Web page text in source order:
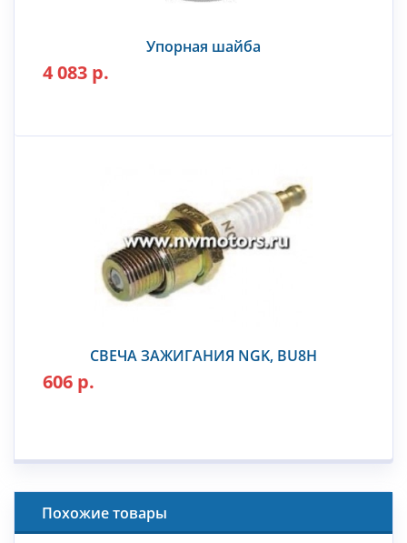
Упорная шайба
4 083 р.
СВЕЧА ЗАЖИГАНИЯ NGK, BU8H
606 р.
Похожие товары